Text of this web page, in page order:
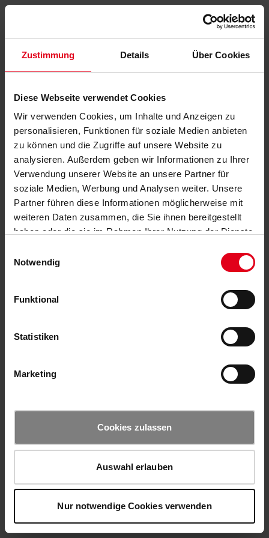
Zustimmung Details Über Cookies
Diese Webseite verwendet Cookies
Wir verwenden Cookies, um Inhalte und Anzeigen zu
personalisieren, Funktionen für soziale Medien anbieten
zu können und die Zugriffe auf unsere Website zu
analysieren. Außerdem geben wir Informationen zu Ihrer
Verwendung unserer Website an unsere Partner für
soziale Medien, Werbung und Analysen weiter. Unsere
Partner führen diese Informationen möglicherweise mit
weiteren Daten zusammen, die Sie ihnen bereitgestellt
haben oder die sie im Rahmen Ihrer Nutzung der Dienste
Notwendig
Funktional
Statistiken
Marketing
Cookies zulassen
Auswahl erlauben
Nur notwendige Cookies verwenden